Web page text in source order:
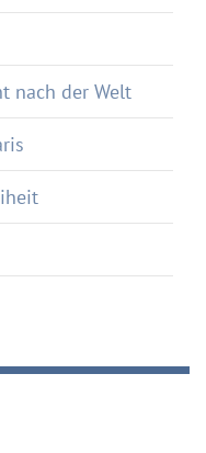
nach der Welt